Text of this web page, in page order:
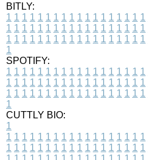
BITLY:
1 1 1 1 1 1 1 1 1 1 1 1 1 1 1 1 1 1
1 1 1 1 1 1 1 1 1 1 1 1 1 1 1 1 1 1
1 1 1 1 1 1 1 1 1 1 1 1 1 1 1 1 1 1
1
SPOTIFY:
1 1 1 1 1 1 1 1 1 1 1 1 1 1 1 1 1 1
1 1 1 1 1 1 1 1 1 1 1 1 1 1 1 1 1 1
1 1 1 1 1 1 1 1 1 1 1 1 1 1 1 1 1 1
1
CUTTLY BIO:
1
1 1 1 1 1 1 1 1 1 1 1 1 1 1 1 1 1 1
1 1 1 1 1 1 1 1 1 1 1 1 1 1 1 1 1 1